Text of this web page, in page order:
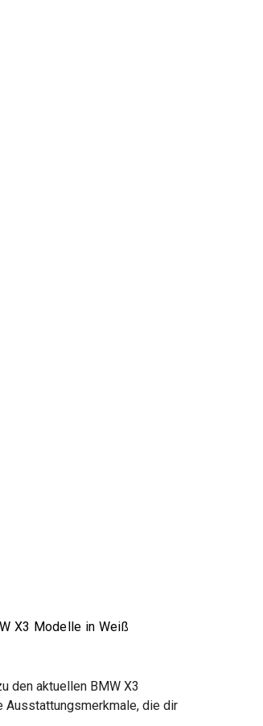
X3 Modelle in Weiß
den aktuellen BMW X3
Ausstattungsmerkmale, die dir